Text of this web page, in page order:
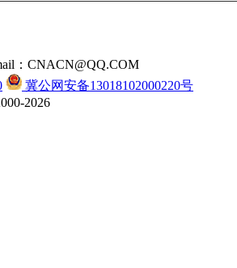
：CNACN@QQ.COM
冀公网安备13018102000220号
2026